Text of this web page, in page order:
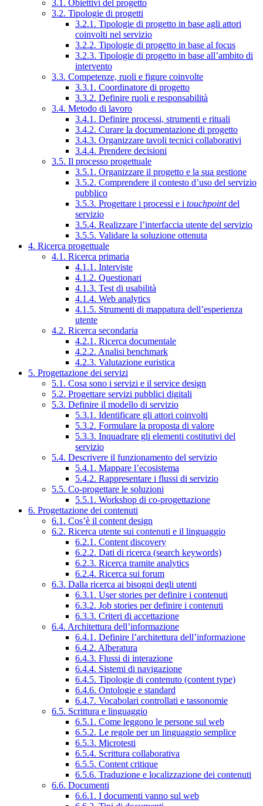
3.1. Obiettivi del progetto
3.2. Tipologie di progetti
3.2.1. Tipologie di progetto in base agli attori
coinvolti nel servizio
3.2.2. Tipologie di progetto in base al focus
3.2.3. Tipologie di progetto in base all’ambito di
intervento
3.3. Competenze, ruoli e figure coinvolte
3.3.1. Coordinatore di progetto
3.3.2. Definire ruoli e responsabilità
3.4. Metodo di lavoro
3.4.1. Definire processi, strumenti e rituali
3.4.2. Curare la documentazione di progetto
3.4.3. Organizzare tavoli tecnici collaborativi
3.4.4. Prendere decisioni
3.5. Il processo progettuale
3.5.1. Organizzare il progetto e la sua gestione
3.5.2. Comprendere il contesto d’uso del servizio
pubblico
3.5.3. Progettare i processi e i touchpointdel
servizio
3.5.4. Realizzare l’interfaccia utente del servizio
3.5.5. Validare la soluzione ottenuta
4. Ricerca progettuale
4.1. Ricerca primaria
4.1.1. Interviste
4.1.2. Questionari
4.1.3. Test di usabilità
4.1.4. Web analytics
4.1.5. Strumenti di mappatura dell’esperienza
utente
4.2. Ricerca secondaria
4.2.1. Ricerca documentale
4.2.2. Analisi benchmark
4.2.3. Valutazione euristica
5. Progettazione dei servizi
5.1. Cosa sono i servizi e il service design
5.2. Progettare servizi pubblici digitali
5.3. Definire il modello di servizio
5.3.1. Identificare gli attori coinvolti
5.3.2. Formulare la proposta di valore
5.3.3. Inquadrare gli elementi costitutivi del
servizio
5.4. Descrivere il funzionamento del servizio
5.4.1. Mappare l’ecosistema
5.4.2. Rappresentare i flussi di servizio
5.5. Co-progettare le soluzioni
5.5.1. Workshop di co-progettazione
6. Progettazione dei contenuti
6.1. Cos’è il content design
6.2. Ricerca utente sui contenuti e il linguaggio
6.2.1. Content discovery
6.2.2. Dati di ricerca (search keywords)
6.2.3. Ricerca tramite analytics
6.2.4. Ricerca sui forum
6.3. Dalla ricerca ai bisogni degli utenti
6.3.1. User stories per definire i contenuti
6.3.2. Job stories per definire i contenuti
6.3.3. Criteri di accettazione
6.4. Architettura dell’informazione
6.4.1. Definire l’architettura dell’informazione
6.4.2. Alberatura
6.4.3. Flussi di interazione
6.4.4. Sistemi di navigazione
6.4.5. Tipologie di contenuto (content type)
6.4.6. Ontologie e standard
6.4.7. Vocabolari controllati e tassonomie
6.5. Scrittura e linguaggio
6.5.1. Come leggono le persone sul web
6.5.2. Le regole per un linguaggio semplice
6.5.3. Microtesti
6.5.4. Scrittura collaborativa
6.5.5. Content critique
6.5.6. Traduzione e localizzazione dei contenuti
6.6. Documenti
6.6.1. I documenti vanno sul web